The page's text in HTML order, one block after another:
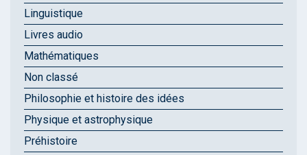
Linguistique
Livres audio
Mathématiques
Non classé
Philosophie et histoire des idées
Physique et astrophysique
Préhistoire